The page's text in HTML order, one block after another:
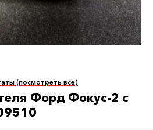
(посмотреть все)
Форд Фокус-2 с